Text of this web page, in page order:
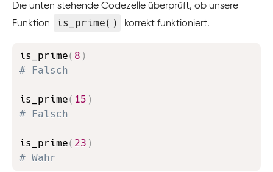
Die unten stehende Codezelle überprüft, ob unsere
Funktion
is_prime() korrekt funktioniert.
is_prime( 8 )
# Falsch
is_prime( 15 )
# Falsch
is_prime( 23 )
# Wahr